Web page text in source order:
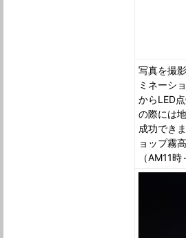
写真を撮
ミネーシ
からLED
の際には
成功でき
ョップ霧
（AM11